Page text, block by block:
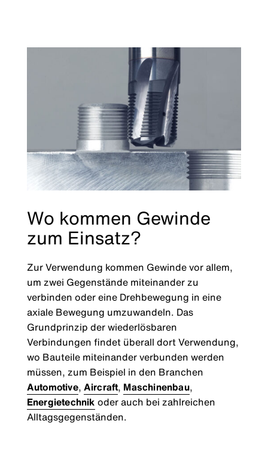
Wo kommen Gewinde
zum Einsatz?
Zur Verwendung kommen Gewinde vor allem,
um zwei Gegenstände miteinander zu
verbinden oder eine Drehbewegung in eine
axiale Bewegung umzuwandeln. Das
Grundprinzip der wiederlösbaren
Verbindungen findet überall dort Verwendung,
wo Bauteile miteinander verbunden werden
müssen, zum Beispiel in den Branchen
Automotive, Aircraft, Maschinenbau,
Energietechnik oder auch bei zahlreichen
Alltagsgegenständen.